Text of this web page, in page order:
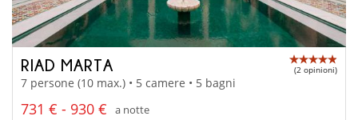
RIAD MARTA (2 opinioni)
7 persone (10 max.) • 5 camere • 5 bagni
731 € - 930 €
a notte